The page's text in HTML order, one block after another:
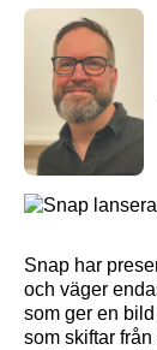
Snap har
och väger
som ger en
som skiftar